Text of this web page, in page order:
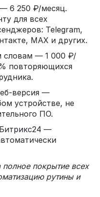
6 250 ₽/месяц.
для всех
Telegram,
MAX и других.
словам — 1 000 ₽/
повторяющихся
версия —
устройстве, не
ПО.
—
покрытие всех
рутины и